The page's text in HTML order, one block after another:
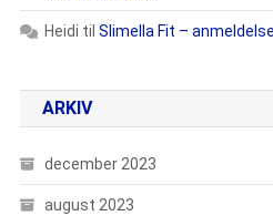
Heidi til Slimella Fit –
ARKIV
december 2023
august 2023